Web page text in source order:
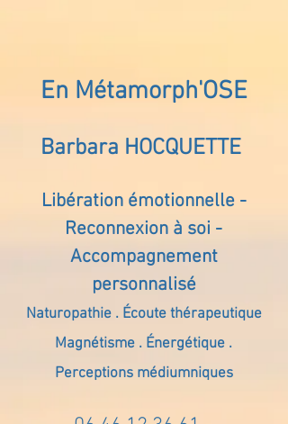
En Métamorph'OSE
Barbara HOCQUETTE
Libération émotionnelle -
Reconnexion à soi -
Accompagnement
personnalisé
Naturopathie . Écoute thérapeutique
Magnétisme . Énergétique .
Perceptions médiumniques